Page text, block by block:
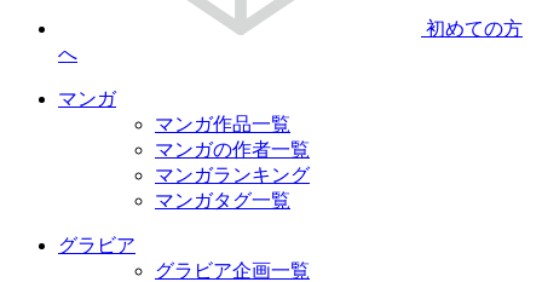
初めての方
へ
マンガ
マンガ作品一覧
マンガの作者一覧
マンガランキング
マンガタグ一覧
グラビア
グラビア企画一覧